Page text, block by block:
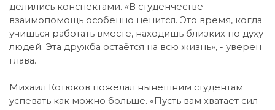
делились конспектами. «В студенчестве
взаимопомощь особенно ценится. Это время, когда
учишься работать вместе, находишь близких по духу
людей. Эта дружба остаётся на всю жизнь», - уверен
глава.
Михаил Котюков пожелал нынешним студентам
успевать как можно больше. «Пусть вам хватает сил